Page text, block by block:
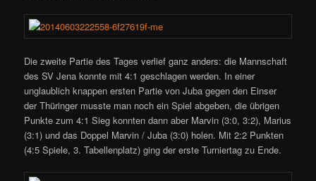
Die zweite Partie des Tages verlief ganz anders: die Mannschaft
des SV Jena konnte mit 4:1 geschlagen werden. In einer
unglaublich knappen ersten Partie von Juba gegen den Einser
der Thüringer musste man noch ein Spiel abgeben, die übrigen
Punkte zum 4:1 Sieg konnten dann aber Marvin (3:0, 3:2), Marius
(3:1) und das Doppel Marvin / Juba (3:0) holen. Mit 2:2 Punkten
(4:5 Spiele, 3. Tabellenplatz) ging der erste Turniertag zu Ende.